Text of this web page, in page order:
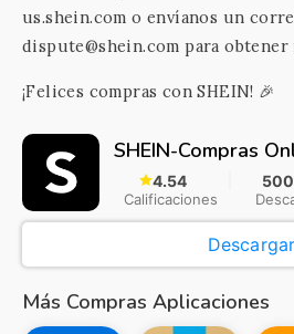
us.shein.com o envíanos un
dispute@shein.com para obtener
¡Felices compras con SHEIN! 🎉
SHEIN-Compras
4.54
Calificaciones
Descargar
Más Compras Aplicaciones